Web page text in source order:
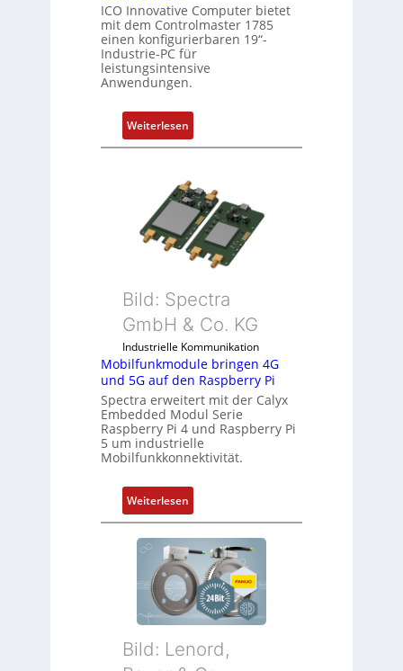
ICO Innovative Computer bietet
mit dem Controlmaster 1785
einen konfigurierbaren 19“-
Industrie-PC für
leistungsintensive
Anwendungen.
Weiterlesen:
1
-
Z
o
l
l
I
d
u
s
t
r
e
-
P
C
l
ä
s
s
t
s
c
Bild: Spectra
GmbH & Co. KG
Industrielle Kommunikation
Mobilfunkmodule bringen 4G
und 5G auf den Raspberry Pi
Spectra erweitert mit der Calyx
Embedded Modul Serie
Raspberry Pi 4 und Raspberry Pi
5 um industrielle
Mobilfunkkonnektivität.
Weiterlesen:
M
o
b
i
f
n
Bild: Lenord,